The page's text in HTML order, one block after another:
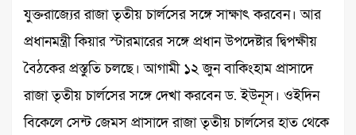
যুক্তরাজ্যের রাজা তৃতীয় চার্লসের সঙ্গে সাক্ষাৎ করবেন। আর
প্রধানমন্ত্রী কিয়ার স্টারমারের সঙ্গে প্রধান উপদেষ্টার দ্বিপক্ষীয়
বৈঠকের প্রস্তুতি চলছে। আগামী ১২ জুন বাকিংহাম প্রাসাদে
রাজা তৃতীয় চার্লসের সঙ্গে দেখা করবেন ড. ইউনূস। ওইদিন
বিকেলে সেন্ট জেমস প্রাসাদে রাজা তৃতীয় চার্লসের হাত থেকে